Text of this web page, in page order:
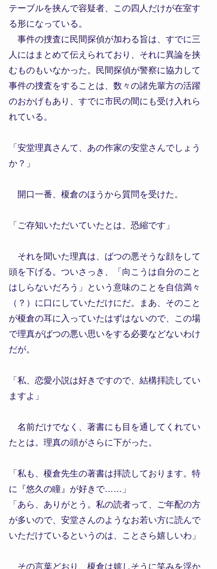
テーブルを挟んで容疑者、この四人だけが在室す
る形になっている。
事件の捜査に民間探偵が加わる旨は、すでに三
人にはまとめて伝えられており、それに異論を挟
むものもいなかった。民間探偵が警察に協力して
事件の捜査をすることは、数々の諸先輩方の活躍
のおかげもあり、すでに市民の間にも受け入れら
れている。
「安堂理真さんて、あの作家の安堂さんでしょう
か？」
開口一番、榎倉のほうから質問を受けた。
「ご存知いただいていたとは、恐縮です」
それを聞いた理真は、ばつの悪そうな顔をして
頭を下げる。ついさっき、「向こうは自分のこと
はしらないだろう」という意味のことを自信満々
（？）に口にしていただけにだ。まあ、そのこと
が榎倉の耳に入っていたはずはないので、この場
で理真がばつの悪い思いをする必要などないわけ
だが。
「私、恋愛小説は好きですので、結構拝読してい
ますよ」
名前だけでなく、著書にも目を通してくれてい
たとは。理真の頭がさらに下がった。
「私も、榎倉先生の著書は拝読しております。特
に『悠久の瞳』が好きで……」
「あら、ありがとう。私の読者って、ご年配の方
が多いので、安堂さんのようなお若い方に読んで
いただけているというのは、ことさら嬉しいわ」
その言葉どおり、榎倉は嬉しそうに笑みを浮か